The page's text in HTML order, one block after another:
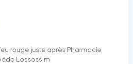
rouge juste après Pharmacie
Lossossim